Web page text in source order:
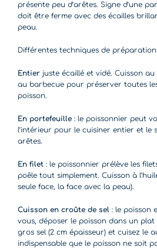
présente peu d’arêtes. Signe d’une
doit être ferme avec des écailles
peau.
Différentes techniques de
Entier juste écaillé et vidé. Cuisson au
au barbecue pour préserver toutes
poisson.
En portefeuille : le poissonnier peut
l’intérieur pour le cuisiner entier et le
arêtes.
En filet : le poissonnier prélève les
poêle tout simplement. Cuisson à
seule face, la face avec la peau).
Cuisson en croûte de sel : le poisson
vous, déposer le poisson dans un
gros sel (2 cm épaisseur) et cuisez le
indispensable que le poisson ne soit